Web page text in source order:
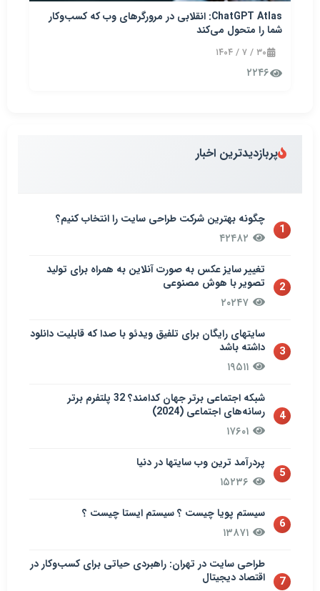
ChatGPT Atlas: انقلابی در مرورگرهای وب که کسب‌وکار
شما را متحول می‌کند
۳۰ / ۷ / ۱۴۰۴
۲۲۴۶
پربازدیدترین اخبار
1
چگونه بهترین شرکت طراحی سایت را انتخاب کنیم؟
2
تغییر سایز عکس به صورت آنلاین به همراه برای تولید
تصویر با هوش مصنوعی
۲۰۲۴۷
3
سایتهای رایگان برای تلفیق ویدئو با صدا که قابلیت دانلود
داشته باشد
۱۹۵۱۱
4
شبکه اجتماعی برتر جهان کدامند؟ 32 پلتفرم برتر
رسانه‌های اجتماعی (2024)
۱۷۶۰۱
5
پردرآمد ترین وب سایتها در دنیا
6
سيستم پويا چیست ؟ سيستم ایستا چیست ؟
۱۳۸۷۱
7
طراحی سایت در تهران: راهبردی حیاتی برای کسب‌وکار در
اقتصاد دیجیتال